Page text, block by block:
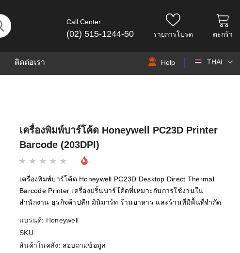
Call Center
(02) 515-1244-50 รายการโปรด ตะกร้า
ติดต่อเรา Help THAI
เครื่องพิมพ์บาร์โค้ด Honeywell PC23D Printer
Barcode (203DPI)
เครื่องพิมพ์บาร์โค้ด Honeywell PC23D Desktop Direct Thermal
Barcode Printer เครื่องปริ้นบาร์โค้ดที่เหมาะกับการใช้งานใน
สำนักงาน ธุรกิจค้าปลีก มินิมาร์ท ร้านอาหาร และร้านที่มีพื้นที่จำกัด
แบรนด์: Honeywell
SKU:
สินค้าในคลัง: สอบถามข้อมูล